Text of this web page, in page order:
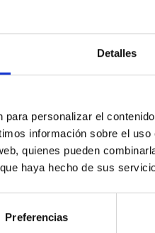
Detalles
personalizar el
información sobre el
quienes pueden
haya hecho de sus
Preferencias